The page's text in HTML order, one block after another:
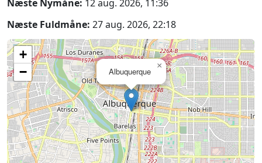
Næste Nymåne: 12 aug. 2026, 11:36
Næste Fuldmåne: 27 aug. 2026, 22:18
Albuquerque
×
+
−